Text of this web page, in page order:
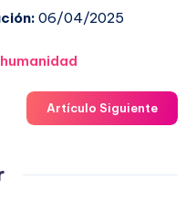
06/04/2025
humanidad
Artículo Siguiente